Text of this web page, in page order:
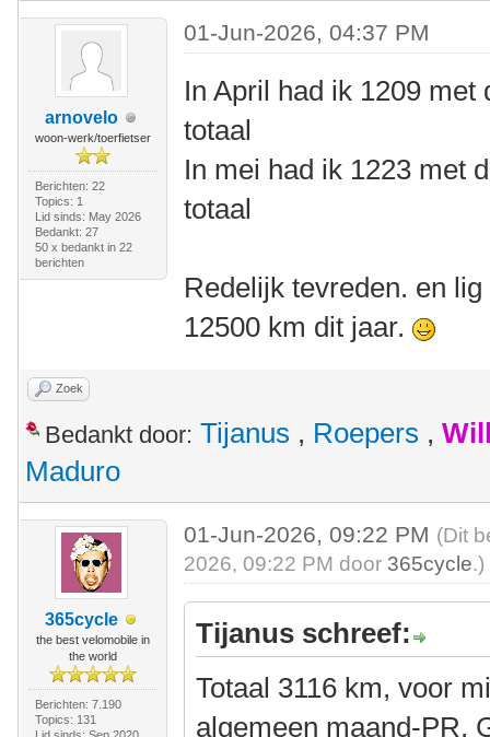
arnovelo
woon-werk/toerfietser
Berichten: 22
Topics: 1
Lid sinds: May 2026
Bedankt: 27
50 x bedankt in 22
berichten
01-Jun-2026, 04:37 PM
In April had ik 1209 met
totaal
In mei had ik 1223 met
totaal
Redelijk tevreden. en
12500 km dit jaar.
Zoek
Bedankt door: Tijanus , Roepers ,
Maduro
365cycle
the best velomobile in
the world
Berichten: 7.190
Topics: 131
01-Jun-2026, 09:22 PM (Dit
2026, 09:22 PM door 365cycle.)
Tijanus schreef:
Totaal 3116 km, voor
algemeen maand-PR.